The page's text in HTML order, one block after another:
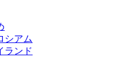
シアム
ランド